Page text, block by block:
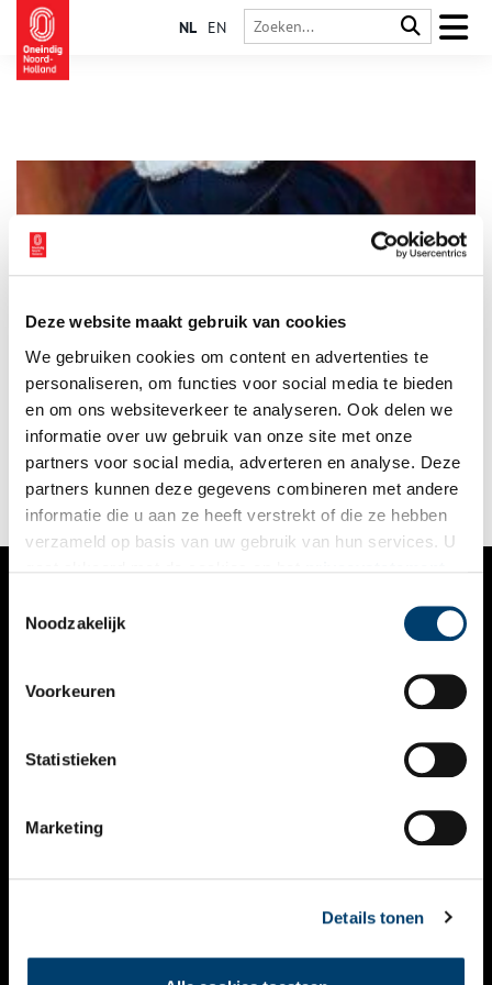
Deze website maakt gebruik van cookies
We gebruiken cookies om content en advertenties te
personaliseren, om functies voor social media te bieden
en om ons websiteverkeer te analyseren. Ook delen we
informatie over uw gebruik van onze site met onze
partners voor social media, adverteren en analyse. Deze
partners kunnen deze gegevens combineren met andere
informatie die u aan ze heeft verstrekt of die ze hebben
verzameld op basis van uw gebruik van hun services. U
Noodzakelijk
Voorkeuren
Statistieken
Marketing
Details tonen
NL EN
Kleren maken de man, maar hoeden maken de koningin. Veel
koninginnen uit de Nederlandse geschiedenis stonden bekend
om hun bijzondere hoofddeksels.
VERHALEN
KALENDER
THEMA’S
VIDEO’S
CONTACT